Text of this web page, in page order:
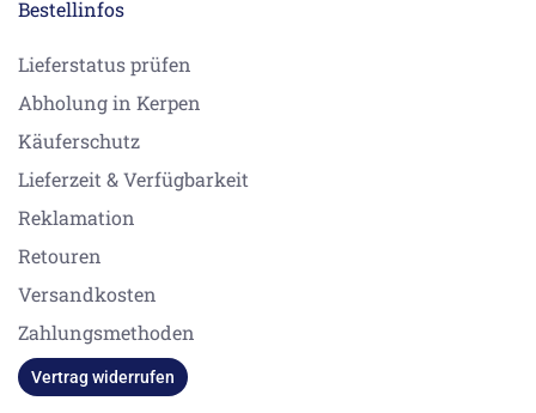
Bestellinfos
Lieferstatus prüfen
Abholung in Kerpen
Käuferschutz
Lieferzeit & Verfügbarkeit
Reklamation
Retouren
Versandkosten
Zahlungsmethoden
Vertrag widerrufen